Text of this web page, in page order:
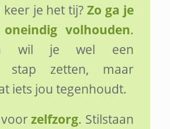
keer je het tij?Zo ga je
volhouden.
wil je wel een
stap zetten, maar
iets jou tegenhoudt.
voorzelfzorg. Stilstaan